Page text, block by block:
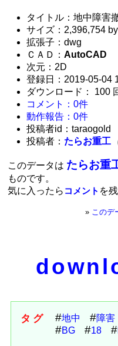
タイトル：地中障害
サイズ：2,396,754
拡張子：dwg
ＣＡＤ：AutoCAD
次元：2D
登録日：2019-05-04
ダウンロード： 100
コメント：0件
動作報告：0件
投稿者id：taraogold
投稿者： たらお重工
このデータは たらお重
ものです。
気に入ったら コメント を
» このデ
タグ 地中 障害
BG
18